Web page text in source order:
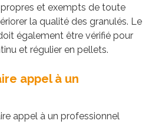
propres et exempts de toute
la qualité des granulés. Le
également être vérifié pour
et régulier en pellets.
appel à un
appel à un professionnel